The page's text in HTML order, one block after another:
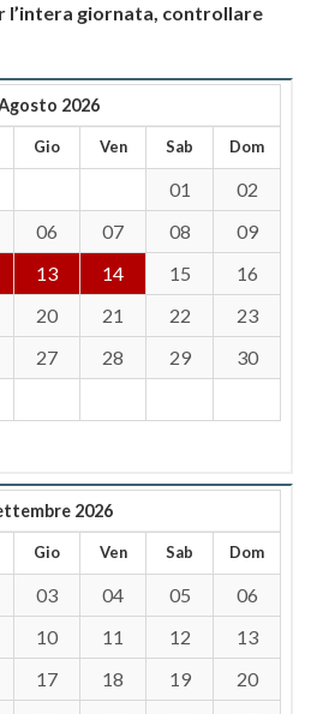
l’intera giornata, controllare
2026
Gio Ven Sab Dom
01
02
06 07 08
09
13 14 15
16
20 21 22
23
27 28 29
30
2026
Gio Ven Sab Dom
03 04 05
06
10 11 12
13
17 18 19
20